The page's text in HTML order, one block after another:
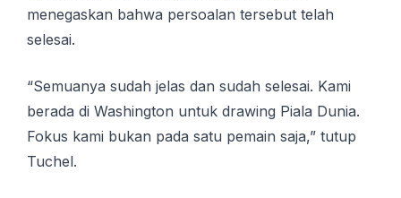
menegaskan bahwa persoalan tersebut telah
selesai.
“Semuanya sudah jelas dan sudah selesai. Kami
berada di Washington untuk drawing Piala Dunia.
Fokus kami bukan pada satu pemain saja,” tutup
Tuchel.